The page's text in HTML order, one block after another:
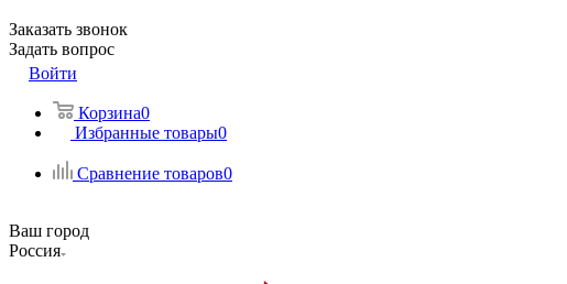
Заказать звонок
Задать вопрос
Войти
Корзина0
Избранные товары0
Сравнение товаров0
Ваш город
Россия